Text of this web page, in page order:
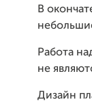
В
Работа
не
Дизайн